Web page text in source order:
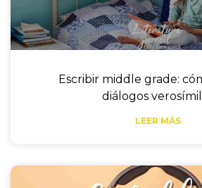
Escribir middle grade:
diálogos
LEER MÁS